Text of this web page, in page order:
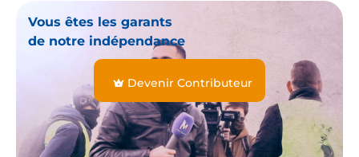
Vous êtes les garants
de notre indépendance
Devenir Contributeur